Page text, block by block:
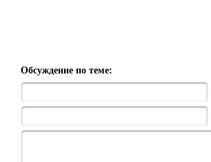
Обсуждение по теме: